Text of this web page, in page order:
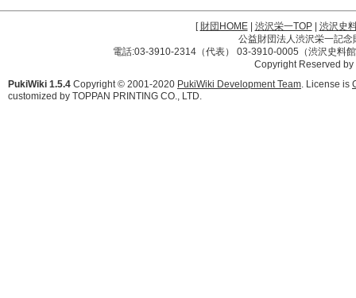
[財団HOME| 渋沢栄一TOP| 渋沢史
公益財団法人渋沢栄一記
電話:03-3910-2314（代表） 03-3910-0005（渋沢史料
Copyright Reserved
PukiWiki 1.5.4 Copyright © 2001-2020 PukiWiki Development Team. License is
customized by TOPPAN PRINTING CO., LTD.